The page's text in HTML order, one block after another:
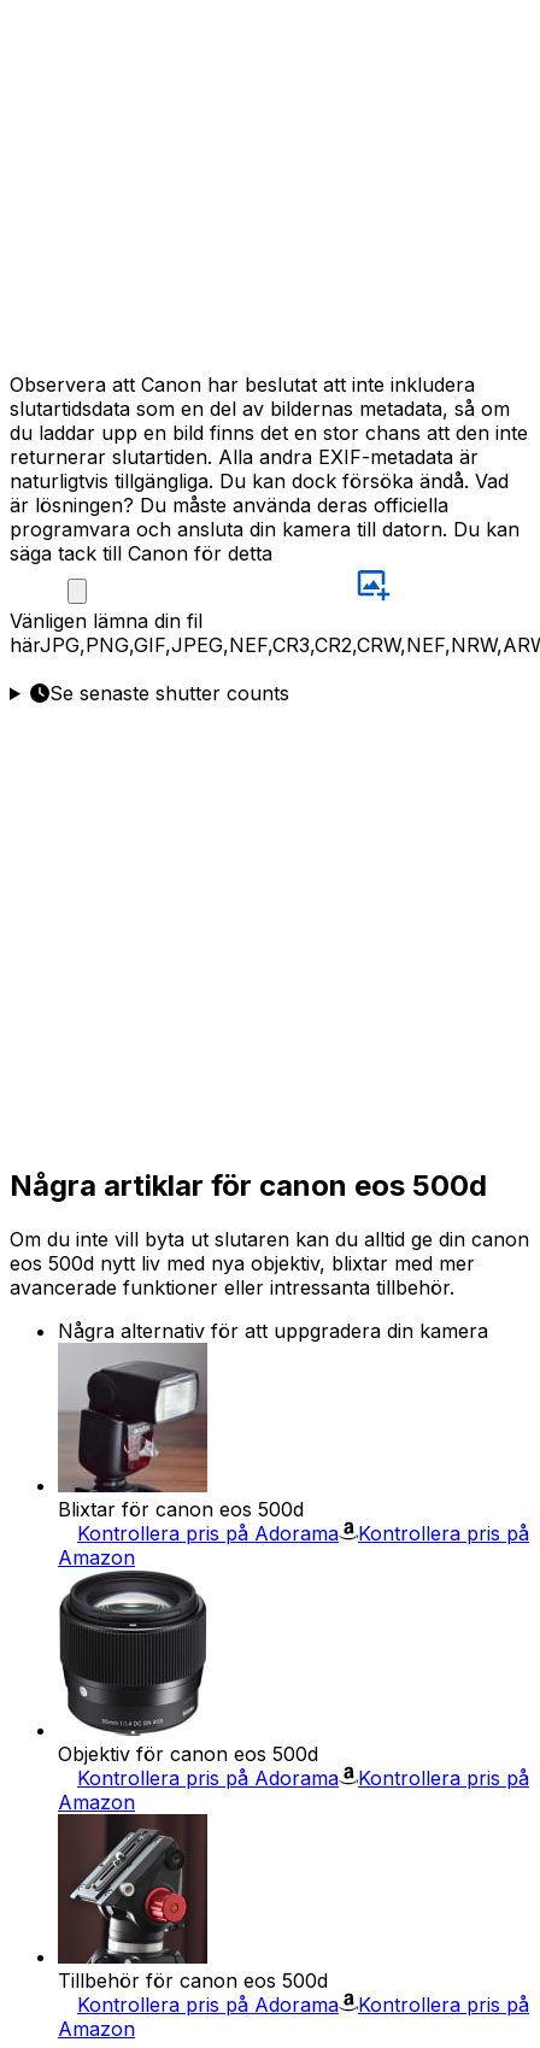
Observera att Canon har beslutat att inte inkludera
slutartidsdata som en del av bildernas metadata, så om
du laddar upp en bild finns det en stor chans att den inte
returnerar slutartiden. Alla andra EXIF-metadata är
naturligtvis tillgängliga. Du kan dock försöka ändå. Vad
är lösningen? Du måste använda deras officiella
programvara och ansluta din kamera till datorn. Du kan
säga tack till Canon för detta
Vänligen lämna din fil
här
Se senaste shutter counts
Några artiklar för canon eos 500d
Om du inte vill byta ut slutaren kan du alltid ge din canon
eos 500d nytt liv med nya objektiv, blixtar med mer
avancerade funktioner eller intressanta tillbehör.
Några alternativ för att uppgradera din kamera
Blixtar för canon eos 500d
Kontrollera pris på Adorama
Kontrollera pris på
Amazon
Objektiv för canon eos 500d
Kontrollera pris på Adorama
Kontrollera pris på
Amazon
Tillbehör för canon eos 500d
Kontrollera pris på Adorama
Kontrollera pris på
Amazon